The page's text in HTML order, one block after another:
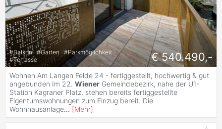
#Balkon #Garten #Parkmöglichkeit
#Terrasse € 540.490,-
Wohnen Am Langen Felde 24 - fertiggestellt, hochwertig & gut
angebunden Im 22. Wiener Gemeindebezirk, nahe der U1-
Station Kagraner Platz, stehen bereits fertiggestellte
Eigentumswohnungen zum Einzug bereit. Die
Wohnhausanlage... [Mehr]